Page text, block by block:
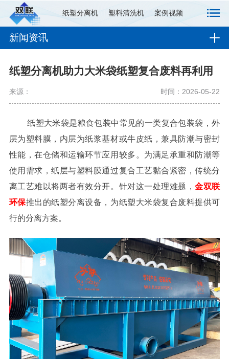
纸塑分离机 塑料清洗机 案例视频
新闻资讯
纸塑分离机助力大米袋纸塑复合废料再利用
来源： 时间：2026-05-22
纸塑大米袋是粮食包装中常见的一类复合包装袋，外
层为塑料膜，内层为纸浆基材或牛皮纸，兼具防潮与密封
性能，在仓储和运输环节应用较多。为满足承重和防潮等
使用需求，纸层与塑料膜通过复合工艺黏合紧密，传统分
离工艺难以将两者有效分开。针对这一处理难题，金双联
环保推出的纸塑分离设备，为纸塑大米袋复合废料提供可
行的分离方案。